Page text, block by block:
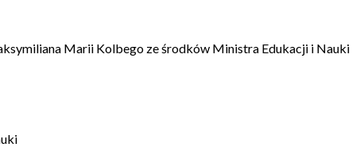
Marii Kolbego ze środków Ministra Edukacji i Nauki